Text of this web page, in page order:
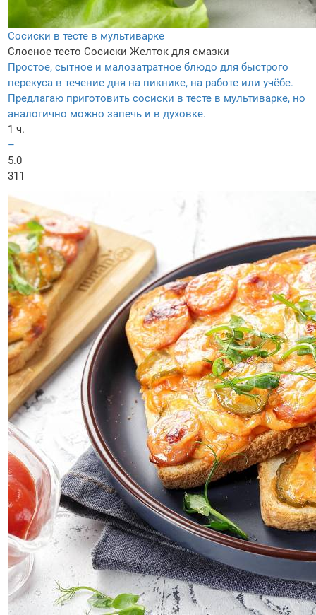
Сосиски в тесте в мультиварке
Слоеное тесто Сосиски Желток для смазки
Простое, сытное и малозатратное блюдо для быстрого
перекуса в течение дня на пикнике, на работе или учёбе.
Предлагаю приготовить сосиски в тесте в мультиварке, но
аналогично можно запечь и в духовке.
1 ч.
–
5.0
311